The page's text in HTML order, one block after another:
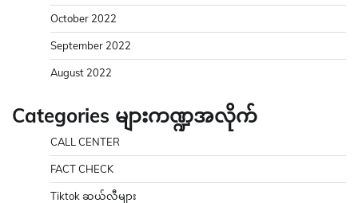
October 2022
September 2022
August 2022
Categories များကဏ္ဍအလိုက်
CALL CENTER
FACT CHECK
Tiktok ဆယ်လီများ